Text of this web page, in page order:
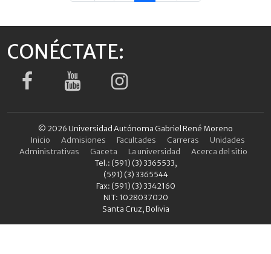
CONÉCTATE:
© 2026 Universidad Autónoma Gabriel René Moreno
Inicio
Admisiones Facultades Carreras
Unidades
Administrativas
Gaceta La universidad
Acerca del sitio
Tel.: (591) (3) 3365533,
(591) (3) 3365544
Fax: (591) (3) 3342160
NIT: 1028037020
Santa Cruz, Bolivia